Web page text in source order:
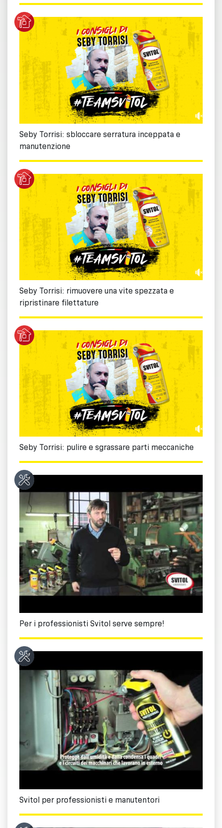
Seby Torrisi: sbloccare serratura inceppata e
manutenzione
Seby Torrisi: rimuovere una vite spezzata e
ripristinare filettature
Seby Torrisi: pulire e sgrassare parti meccaniche
Per i professionisti Svitol serve sempre!
Svitol per professionisti e manutentori